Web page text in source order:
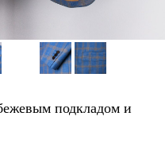
подкладом и